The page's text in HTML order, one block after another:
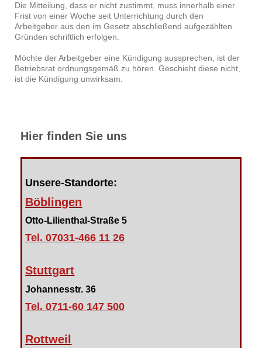
Die Mitteilung, dass er nicht zustimmt, muss innerhalb einer
Frist von einer Woche seit Unterrichtung durch den
Arbeitgeber aus den im Gesetz abschließend aufgezählten
Gründen schriftlich erfolgen.
Möchte der Arbeitgeber eine Kündigung aussprechen, ist der
Betriebsrat ordnungsgemäß zu hören. Geschieht diese nicht,
ist die Kündigung unwirksam.
Hier finden Sie uns
Unsere-Standorte:
Böblingen
Otto-Lilienthal-Straße 5
Tel. 07031-466 11 26
Stuttgart
Johannesstr. 36
Tel. 0711-60 147 500
Rottweil